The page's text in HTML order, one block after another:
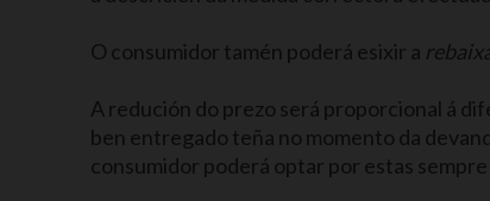
O consumidor tamén poderá esixir a
A redución do prezo será proporcional á
ben entregado teña no momento da
consumidor poderá optar por estas